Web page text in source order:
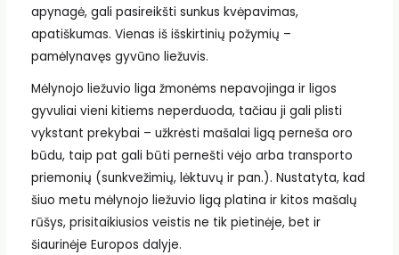
apynagė, gali pasireikšti sunkus kvėpavimas,
apatiškumas. Vienas iš išskirtinių požymių –
pamėlynavęs gyvūno liežuvis.
Mėlynojo liežuvio liga žmonėms nepavojinga ir ligos
gyvuliai vieni kitiems neperduoda, tačiau ji gali plisti
vykstant prekybai – užkrėsti mašalai ligą perneša oro
būdu, taip pat gali būti pernešti vėjo arba transporto
priemonių (sunkvežimių, lėktuvų ir pan.). Nustatyta, kad
šiuo metu mėlynojo liežuvio ligą platina ir kitos mašalų
rūšys, prisitaikiusios veistis ne tik pietinėje, bet ir
šiaurinėje Europos dalyje.